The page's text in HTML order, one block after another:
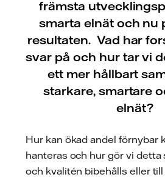
främsta
smarta elnät och nu
resultaten. Vad har
svar på och hur tar vi
ett mer hållbart
starkare, smartare
elnät?
Hur kan ökad andel förnybar
hanteras och hur gör vi detta
och kvalitén bibehålls eller